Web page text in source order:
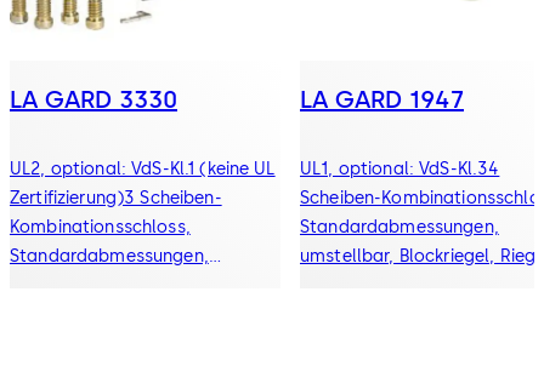
LA GARD 3330
UL2, optional: VdS-Kl.1 (keine UL
Zertifizierung)3 Scheiben-
Kombinationsschloss,
Standardabmessungen,
LA GARD 1947
UL1, optional: VdS-Kl.34
Scheiben-
Standardabmessungen,
umstellbar, Blockriegel,